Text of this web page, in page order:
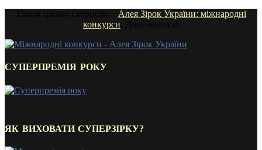
Алея Зірок України: міжнародні
конкурси
СУПЕРПРЕМІЯ РОКУ
ЯК ВИХОВАТИ СУПЕРЗІРКУ?